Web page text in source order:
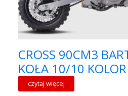
CROSS 90CM3
KOŁA 10/10 KOLOR
czytaj więcej